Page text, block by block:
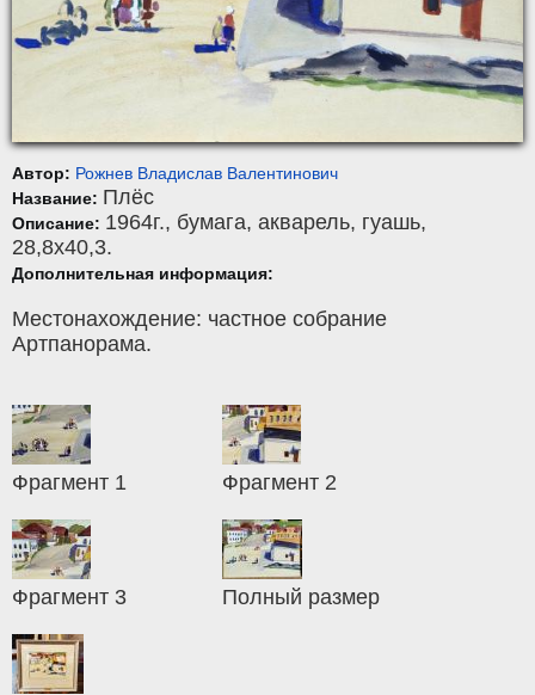
Автор: Рожнев Владислав Валентинович
Название: Плёс
Описание: 1964г., бумага, акварель, гуашь,
28,8x40,3.
Дополнительная информация:
Местонахождение: частное собрание
Артпанорама.
Фрагмент 1 Фрагмент 2
Фрагмент 3 Полный размер